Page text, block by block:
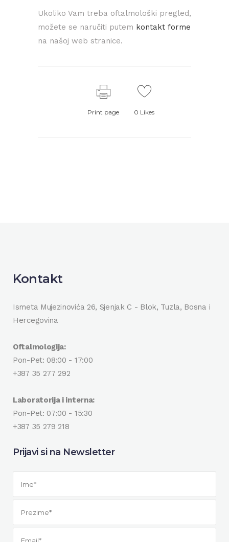
Ukoliko Vam treba oftalmološki pregled,
možete se naručiti putem kontakt forme
na našoj web stranice.
Print page 0 Likes
Kontakt
Ismeta Mujezinovića 26, Sjenjak C - Blok, Tuzla, Bosna i
Hercegovina
Oftalmologija:
Pon-Pet: 08:00 - 17:00
+387 35 277 292
Laboratorija i interna:
Pon-Pet: 07:00 - 15:30
+387 35 279 218
Prijavi si na Newsletter